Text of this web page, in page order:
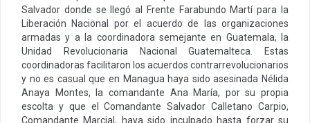
Salvador donde se llegó al Frente Farabundo Martí para la
Liberación Nacional por el acuerdo de las organizaciones
armadas y a la coordinadora semejante en Guatemala, la
Unidad Revolucionaria Nacional Guatemalteca. Estas
coordinadoras facilitaron los acuerdos contrarrevolucionarios
y no es casual que en Managua haya sido asesinada Nélida
Anaya Montes, la comandante Ana María, por su propia
escolta y que el Comandante Salvador Calletano Carpio,
Comandante Marcial, haya sido inculpado hasta forzar su